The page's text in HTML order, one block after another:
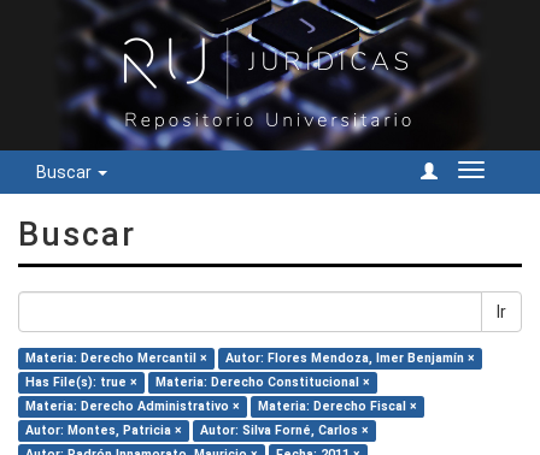
Buscar
Cambiar
Buscar
Ir
Materia: Derecho Mercantil ×
Autor: Flores Mendoza, Imer Benjamín ×
Has File(s): true ×
Materia: Derecho Constitucional ×
Materia: Derecho Administrativo ×
Materia: Derecho Fiscal ×
Autor: Montes, Patricia ×
Autor: Silva Forné, Carlos ×